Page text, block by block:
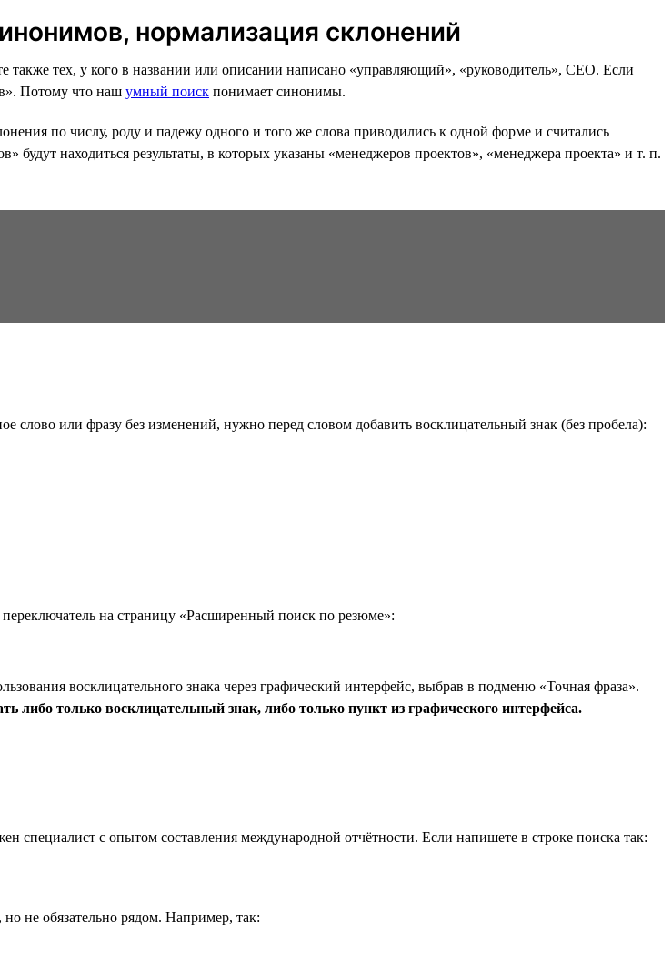
нормализация склонений
также тех, у кого в названии или описании написано «управляющий», «руководитель», CEO. Если
Потому что наш умный поиск понимает синонимы.
по числу, роду и падежу одного и того же слова приводились к одной форме и считались
находиться результаты, в которых указаны «менеджеров проектов», «менеджера проекта» и т. п.
или фразу без изменений, нужно перед словом добавить восклицательный знак (без пробела):
на страницу «Расширенный поиск по резюме»:
восклицательного знака через графический интерфейс, выбрав в подменю «Точная фраза».
либо только восклицательный знак, либо только пункт из графического интерфейса.
специалист с опытом составления международной отчётности. Если напишете в строке поиска так:
но не обязательно рядом. Например, так: